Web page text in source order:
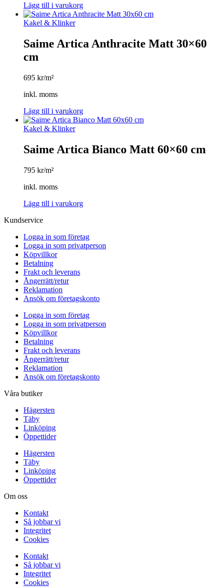
Lägg till i varukorg
Kakel & Klinker
Saime Artica Anthracite Matt 30×60
cm
695 kr/m²
inkl. moms
Lägg till i varukorg
Kakel & Klinker
Saime Artica Bianco Matt 60×60 cm
795 kr/m²
inkl. moms
Lägg till i varukorg
Kundservice
Logga in som företag
Logga in som privatperson
Köpvillkor
Betalning
Frakt och leverans
Ångerrätt/retur
Reklamation
Ansök om företagskonto
Logga in som företag
Logga in som privatperson
Köpvillkor
Betalning
Frakt och leverans
Ångerrätt/retur
Reklamation
Ansök om företagskonto
Våra butiker
Hägersten
Täby
Linköping
Öppettider
Hägersten
Täby
Linköping
Öppettider
Om oss
Kontakt
Så jobbar vi
Integritet
Cookies
Kontakt
Så jobbar vi
Integritet
Cookies